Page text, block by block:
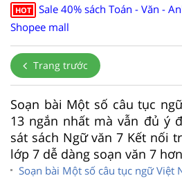
HOT
Sale 40% sách Toán - Văn -
Shopee mall
Trang trước
Soạn bài Một số câu tục
13 ngắn nhất mà vẫn đủ ý
sát sách Ngữ văn 7 Kết nối
lớp 7 dễ dàng soạn văn 7
Soạn bài Một số câu tục ngữ Việt